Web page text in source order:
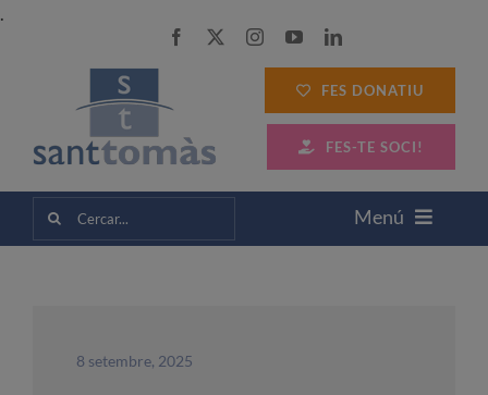
.
FES DONATIU
FES-TE SOCI!
Cerca
…
Menú
8 setembre, 2025